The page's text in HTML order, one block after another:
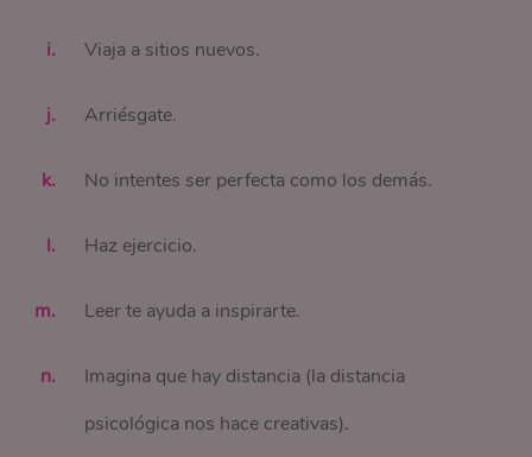
Viaja a sitios nuevos.
Arriésgate.
No intentes ser perfecta como los demás.
Haz ejercicio.
Leer te ayuda a inspirarte.
Imagina que hay distancia (la distancia
psicológica nos hace creativas).